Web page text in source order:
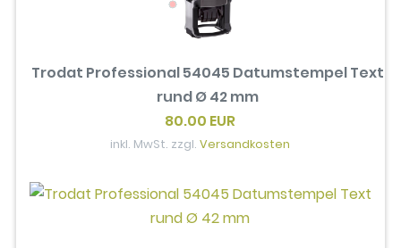
Trodat Professional 54045 Datumstempel Text
rund Ø 42 mm
80.00 EUR
inkl. MwSt. zzgl.Versandkosten